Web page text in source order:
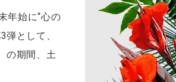
年始に“心の
として、
の期間、土